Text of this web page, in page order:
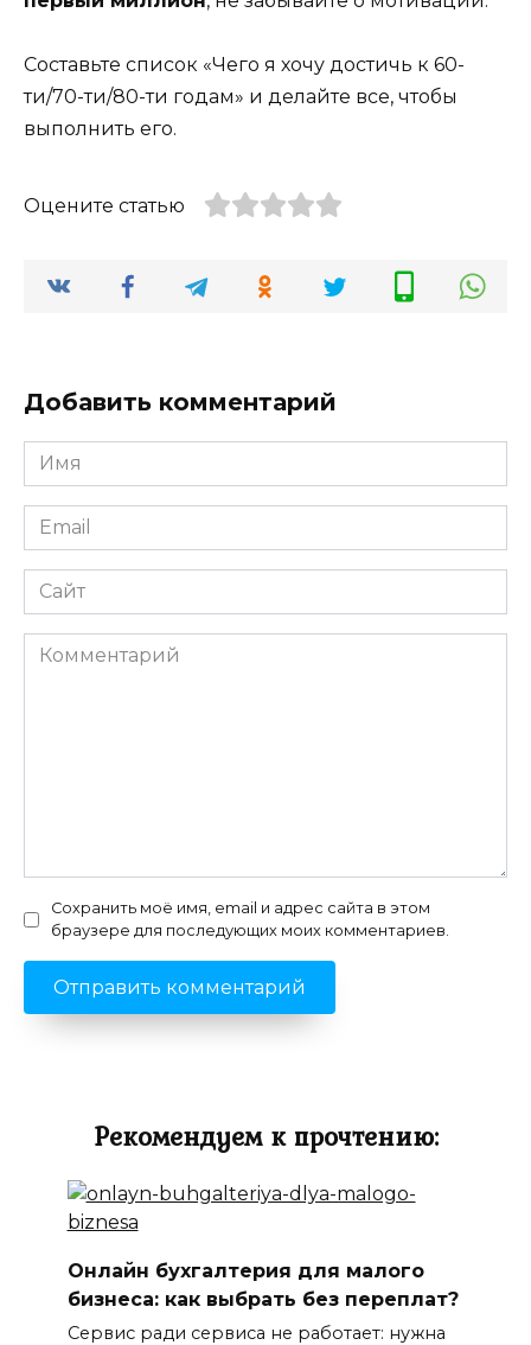
Составьте список «Чего я хочу достичь к 60-
ти/70-ти/80-ти годам» и делайте все, чтобы
выполнить его.
Оцените статью
Добавить комментарий
Имя
*
Email
*
Сайт
Комментарий
Сохранить моё имя, email и адрес сайта в этом
браузере для последующих моих комментариев.
Рекомендуем к прочтению:
Онлайн бухгалтерия для малого
бизнеса: как выбрать без переплат?
Сервис ради сервиса не работает: нужна